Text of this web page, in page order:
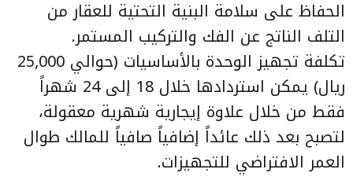
الحفاظ على سلامة البنية التحتية للعقار من
التلف الناتج عن الفك والتركيب المستمر.
تكلفة تجهيز الوحدة بالأساسيات (حوالي 25,000
ريال) يمكن استردادها خلال 18 إلى 24 شهراً
فقط من خلال علاوة إيجارية شهرية معقولة،
لتصبح بعد ذلك عائداً إضافياً صافياً للمالك طوال
العمر الافتراضي للتجهيزات.